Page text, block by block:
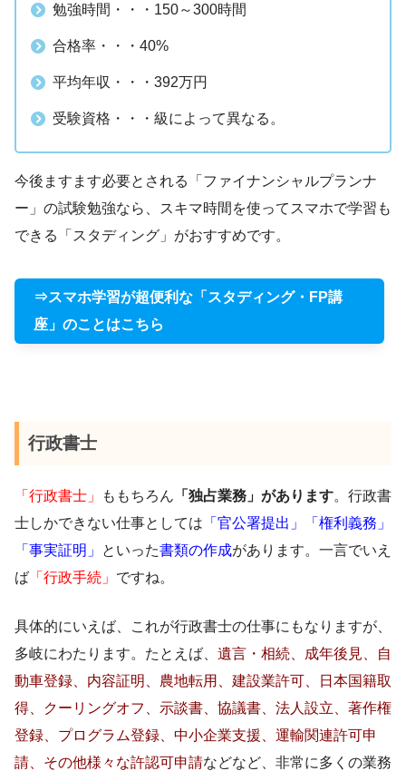
勉強時間・・・150～300時間
合格率・・・40%
平均年収・・・392万円
受験資格・・・級によって異なる。
今後ますます必要とされる「ファイナンシャルプランナ
ー」の試験勉強なら、スキマ時間を使ってスマホで学習も
できる「スタディング」がおすすめです。
⇒スマホ学習が超便利な「スタディング・FP講
座」のことはこちら
行政書士
「行政書士」 ももちろん 「独占業務」があります。行政書
士しかできない仕事としては 「官公署提出」「権利義務」
「事実証明」
といった書類の作成があります。一言でいえ
ば 「行政手続」 ですね。
具体的にいえば、これが行政書士の仕事にもなりますが、
多岐にわたります。たとえば、 遺言・相続、成年後見、自
動車登録、内容証明、農地転用、建設業許可、日本国籍取
得、クーリングオフ、示談書、協議書、法人設立、著作権
登録、プログラム登録、中小企業支援、運輸関連許可申
請、その他様々な許認可申請などなど、非常に多くの業務